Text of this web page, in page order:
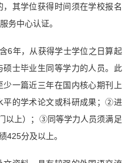
其学位获得时间须在学校报名
务中心认证。
6年，从获得学士学位之日算起
士毕业生同等学力的人员。此
一篇近三年在国内核心期刊上
平的学术论文或科研成果；②进
以上）；③同等学力人员须满足
425分及以上。